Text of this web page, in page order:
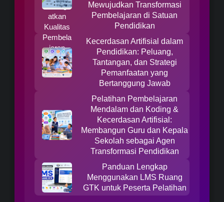
Mewujudkan Transformasi
Pembelajaran di Satuan
Pendidikan
Kecerdasan Artifisial dalam
Pendidikan: Peluang,
Tantangan, dan Strategi
Pemanfaatan yang
Bertanggung Jawab
Pelatihan Pembelajaran
Mendalam dan Koding &
Kecerdasan Artifisial:
Membangun Guru dan Kepala
Sekolah sebagai Agen
Transformasi Pendidikan
Panduan Lengkap
Menggunakan LMS Ruang
GTK untuk Peserta Pelatihan